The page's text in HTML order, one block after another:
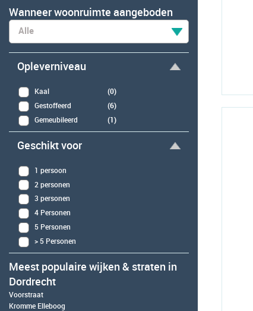
Wanneer woonruimte aangeboden
Alle
Opleverniveau
Kaal
(0)
Gestoffeerd
(6)
Gemeubileerd
(1)
Geschikt voor
1 persoon
2 personen
3 personen
4 Personen
5 Personen
> 5 Personen
Meest populaire wijken & straten in
Dordrecht
Voorstraat
Kromme Elleboog